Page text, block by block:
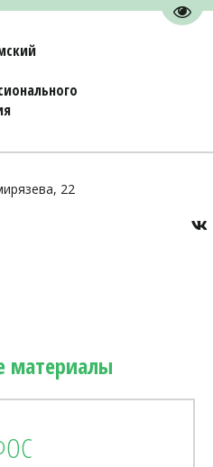
22
материалы